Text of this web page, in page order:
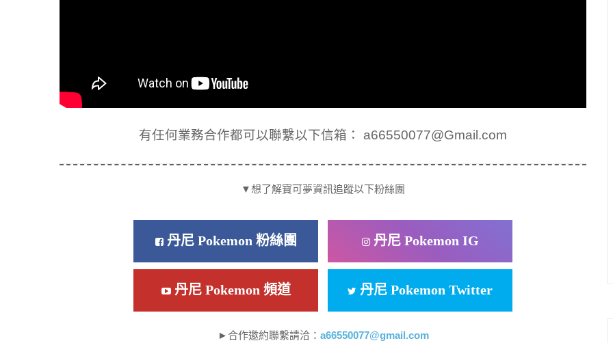
有任何業務合作都可以聯繫以下信箱： a66550077@Gmail.com
▼想了解寶可夢資訊追蹤以下粉絲團
丹尼 Pokemon 粉絲團 丹尼 Pokemon IG
丹尼 Pokemon 頻道 丹尼 Pokemon Twitter
►合作邀約聯繫請洽： a66550077@gmail.com